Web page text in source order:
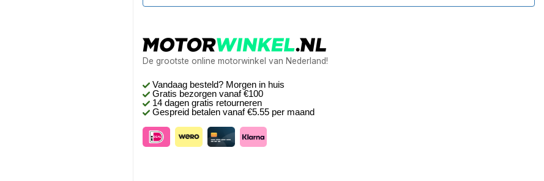
De grootste online motorwinkel van Nederland!
Vandaag besteld? Morgen in huis
Gratis bezorgen vanaf €100
14 dagen gratis retourneren
Gespreid betalen vanaf €5.55 per maand